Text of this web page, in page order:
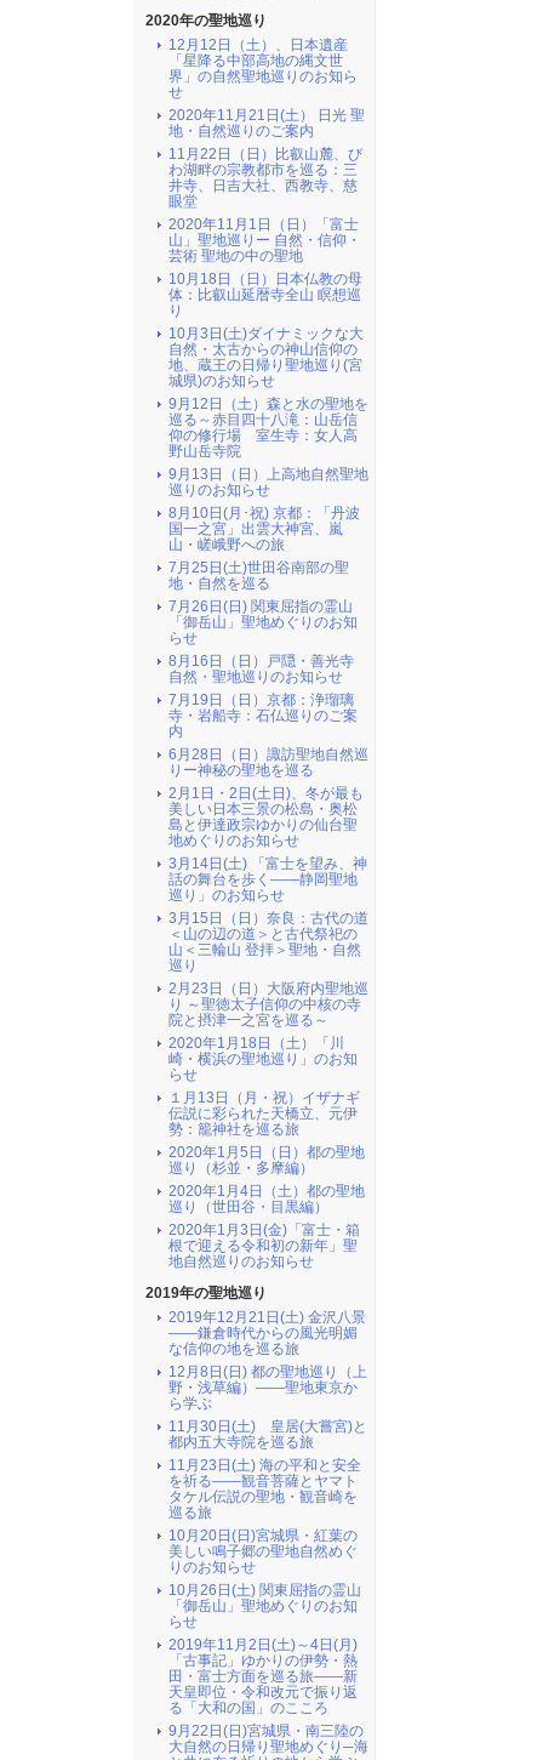
2020年の聖地巡り
12月12日（土）、日本遺産
「星降る中部高地の縄文世
界」の自然聖地巡りのお知ら
せ
2020年11月21日(土） 日光 聖
地・自然巡りのご案内
11月22日（日）比叡山麓、び
わ湖畔の宗教都市を巡る：三
井寺、日吉大社、西教寺、慈
眼堂
2020年11月1日（日）「富士
山」聖地巡りー 自然・信仰・
芸術 聖地の中の聖地
10月18日（日）日本仏教の母
体：比叡山延暦寺全山 瞑想巡
り
10月3日(土)ダイナミックな大
自然・太古からの神山信仰の
地、蔵王の日帰り聖地巡り(宮
城県)のお知らせ
9月12日（土）森と水の聖地を
巡る～赤目四十八滝：山岳信
仰の修行場 室生寺：女人高
野山岳寺院
9月13日（日）上高地自然聖地
巡りのお知らせ
8月10日(月･祝) 京都：「丹波
国一之宮」出雲大神宮、嵐
山・嵯峨野への旅
7月25日(土)世田谷南部の聖
地・自然を巡る
7月26日(日) 関東屈指の霊山
「御岳山」聖地めぐりのお知
らせ
8月16日（日）戸隠・善光寺
自然・聖地巡りのお知らせ
7月19日（日）京都：浄瑠璃
寺・岩船寺：石仏巡りのご案
内
6月28日（日）諏訪聖地自然巡
りー神秘の聖地を巡る
2月1日・2日(土日)、冬が最も
美しい日本三景の松島・奥松
島と伊達政宗ゆかりの仙台聖
地めぐりのお知らせ
3月14日(土) 「富士を望み、神
話の舞台を歩く――静岡聖地
巡り」のお知らせ
3月15日（日）奈良：古代の道
＜山の辺の道＞と古代祭祀の
山＜三輪山 登拝＞聖地・自然
巡り
2月23日（日）大阪府内聖地巡
り ～聖徳太子信仰の中核の寺
院と摂津一之宮を巡る～
2020年1月18日（土）「川
崎・横浜の聖地巡り」のお知
らせ
１月13日（月・祝）イザナギ
伝説に彩られた天橋立、元伊
勢：籠神社を巡る旅
2020年1月5日（日）都の聖地
巡り（杉並・多摩編）
2020年1月4日（土）都の聖地
巡り（世田谷・目黒編）
2020年1月3日(金)「富士・箱
根で迎える令和初の新年」聖
地自然巡りのお知らせ
2019年の聖地巡り
2019年12月21日(土) 金沢八景
――鎌倉時代からの風光明媚
な信仰の地を巡る旅
12月8日(日) 都の聖地巡り（上
野・浅草編）――聖地東京か
ら学ぶ
11月30日(土) 皇居(大嘗宮)と
都内五大寺院を巡る旅
11月23日(土) 海の平和と安全
を祈る――観音菩薩とヤマト
タケル伝説の聖地・観音崎を
巡る旅
10月20日(日)宮城県・紅葉の
美しい鳴子郷の聖地自然めぐ
りのお知らせ
10月26日(土) 関東屈指の霊山
「御岳山」聖地めぐりのお知
らせ
2019年11月2日(土)～4日(月)
「古事記」ゆかりの伊勢・熱
田・富士方面を巡る旅――新
天皇即位・令和改元で振り返
る「大和の国」のこころ
9月22日(日)宮城県・南三陸の
大自然の日帰り聖地めぐり─海